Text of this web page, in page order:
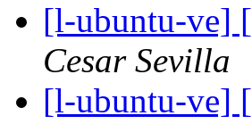
[l-ubuntu-ve]
Cesar Sevilla
[l-ubuntu-ve]